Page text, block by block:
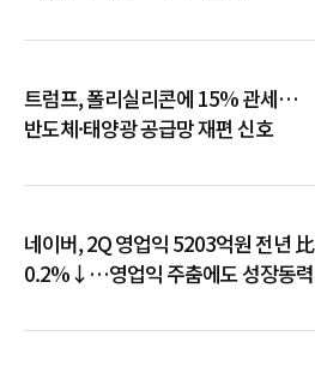
트럼프, 폴리실리콘에 15% 관세…
반도체·태양광 공급망 재편 신호
네이버, 2Q 영업익 5203억원 전년 比
0.2%↓…영업익 주춤에도 성장동력